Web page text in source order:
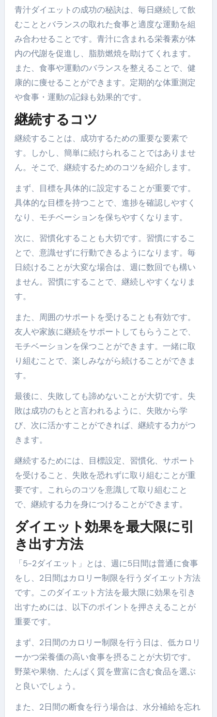
青汁ダイエットの成功の秘訣は、毎日継続して飲
むこととバランスの取れた食事と適度な運動を組
み合わせることです。青汁に含まれる栄養素が体
内の代謝を促進し、脂肪燃焼を助けてくれます。
また、食事や運動のバランスを整えることで、健
康的に痩せることができます。定期的な体重測定
や食事・運動の記録も効果的です。
継続するコツ
継続することは、成功するための重要な要素で
す。しかし、簡単に続けられることではありませ
ん。そこで、継続するためのコツを紹介します。
まず、目標を具体的に設定することが重要です。
具体的な目標を持つことで、進捗を確認しやすく
なり、モチベーションを保ちやすくなります。
次に、習慣化することも大切です。習慣にするこ
とで、意識せずに行動できるようになります。毎
日続けることが大変な場合は、週に数回でも構い
ません。習慣にすることで、継続しやすくなりま
す。
また、周囲のサポートを受けることも有効です。
友人や家族に継続をサポートしてもらうことで、
モチベーションを保つことができます。一緒に取
り組むことで、楽しみながら続けることができま
す。
最後に、失敗しても諦めないことが大切です。失
敗は成功のもとと言われるように、失敗から学
び、次に活かすことができれば、継続する力がつ
きます。
継続するためには、目標設定、習慣化、サポート
を受けること、失敗を恐れずに取り組むことが重
要です。これらのコツを意識して取り組むこと
で、継続する力を身につけることができます。
ダイエット効果を最大限に引
き出す方法
「5-2ダイエット」とは、週に5日間は普通に食事
をし、2日間はカロリー制限を行うダイエット方法
です。このダイエット方法を最大限に効果を引き
出すためには、以下のポイントを押さえることが
重要です。
まず、2日間のカロリー制限を行う日は、低カロリ
ーかつ栄養価の高い食事を摂ることが大切です。
野菜や果物、たんぱく質を豊富に含む食品を選ぶ
と良いでしょう。
また、2日間の断食を行う場合は、水分補給を忘れ